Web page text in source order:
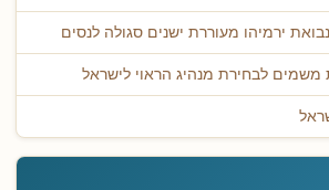
ירמיהו מעוררת ישנים סגולה לנסים
לבחירת מנהיג הראוי לישראל